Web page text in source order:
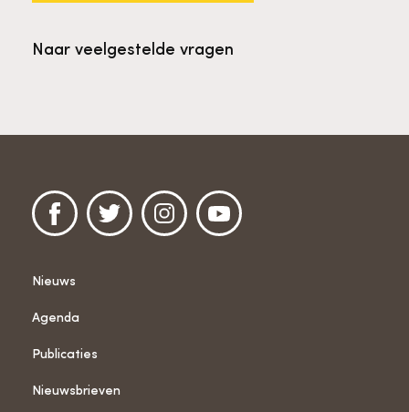
Naar veelgestelde vragen
Nieuws
Agenda
Publicaties
Nieuwsbrieven